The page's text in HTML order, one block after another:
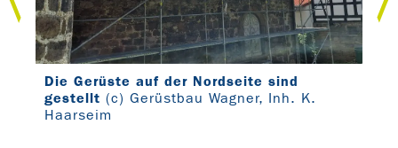
Die Gerüste auf der Nordseite sind
gestellt (c) Gerüstbau Wagner, Inh. K.
Haarseim